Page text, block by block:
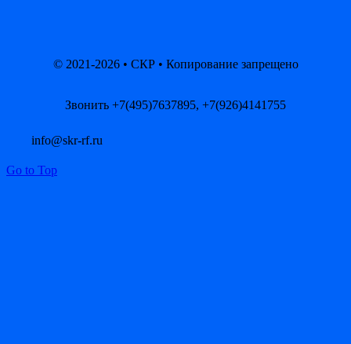
© 2021-2026 • СКР • Копирование запрещено
Звонить +7(495)7637895, +7(926)4141755
info@skr-rf.ru
Go to Top